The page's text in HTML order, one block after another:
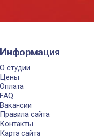
Информация
О студии
Цены
Оплата
FAQ
Вакансии
Правила сайта
Контакты
Карта сайта